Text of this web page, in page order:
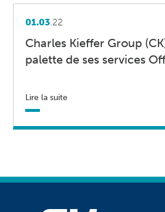
01.03.22
Charles Kieffer Group
palette de ses services
Lire la suite